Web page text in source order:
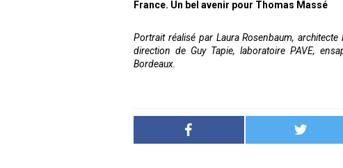
France. Un bel avenir pour Thomas Massé
Portrait réalisé par Laura Rosenbaum,
direction de Guy Tapie, laboratoire PAVE,
Bordeaux.